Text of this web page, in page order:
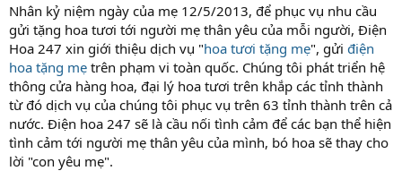
Nhân kỷ niệm ngày của mẹ 12/5/2013, để phục vụ nhu cầu
gửi tặng hoa tươi tới người mẹ thân yêu của mỗi người, Điện
Hoa 247 xin giới thiệu dịch vụ "hoa tươi tặng mẹ", gửi điện
hoa tặng mẹ trên phạm vi toàn quốc. Chúng tôi phát triển hệ
thông cửa hàng hoa, đại lý hoa tươi trên khắp các tỉnh thành
từ đó dịch vụ của chúng tôi phục vụ trên 63 tỉnh thành trên cả
nước. Điện hoa 247 sẽ là cầu nối tình cảm để các bạn thể hiện
tình cảm tới người mẹ thân yêu của mình, bó hoa sẽ thay cho
lời "con yêu mẹ".